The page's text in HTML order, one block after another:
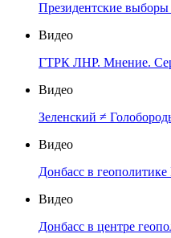
Президентские
Видео
ГТРК ЛНР. Мнение.
Видео
Зеленский ≠
Видео
Донбасс в геополитике
Видео
Донбасс в центре